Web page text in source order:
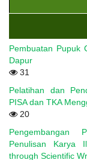
Pembuatan Pupuk
Dapur
31
Pelatihan dan
PISA dan TKA
20
Pengembangan
Penulisan Karya
through Scientific